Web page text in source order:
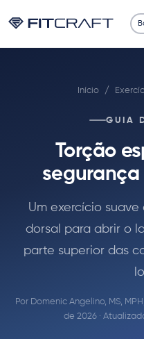
90 Dias
Exercícios
Início /
GUIA
Torção
segurança
Um exercício
dorsal para abrir o
parte superior das
Por Domenic Angelino, MS,
de 2026 ·